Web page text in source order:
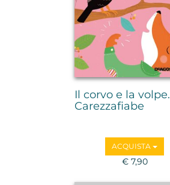
Il corvo e la volpe.
Carezzafiabe
ACQUISTA
€ 7,90